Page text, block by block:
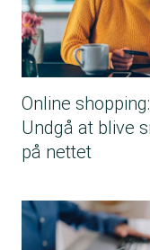
Online shopping:
Undgå at blive
på nettet